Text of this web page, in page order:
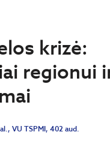
krizė:
regionui
VU TSPMI, 402 aud.